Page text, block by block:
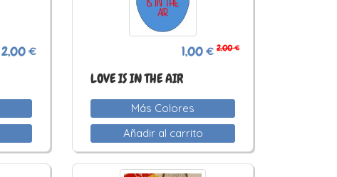
2,00 €
1,00 € 2,00 €
LOVE IS IN THE AIR
Más Colores
Añadir al carrito